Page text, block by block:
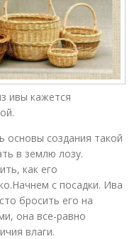
ивы кажется
основы создания такой
в землю лозу.
как его
с посадки. Ива
бросить его на
она все-равно
влаги.